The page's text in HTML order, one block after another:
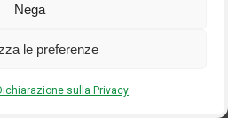
Nega
le preferenze
sulla Privacy